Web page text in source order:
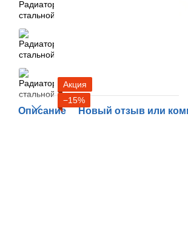
Акция
−15%
Описание Новый отзыв или